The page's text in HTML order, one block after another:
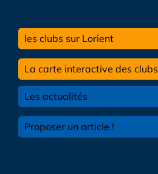
les clubs sur Lorient
La carte interactive des clubs
Les actualités
Proposer un article !